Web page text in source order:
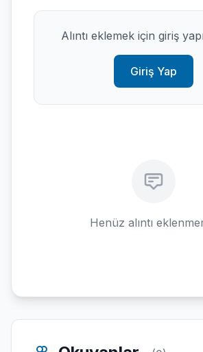
Alıntı eklemek için giriş
Giriş Yap
Henüz alıntı